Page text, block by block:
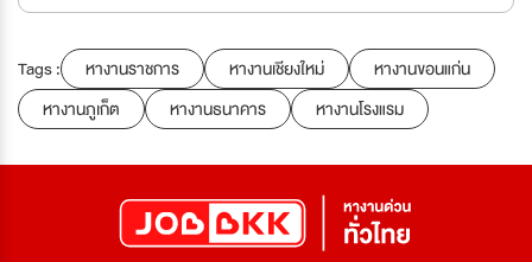
Tags : หางานราชการ หางานเชียงใหม่
หางานขอนแก่น
หางานภูเก็ต
หางานธนาคาร หางานโรงแรม